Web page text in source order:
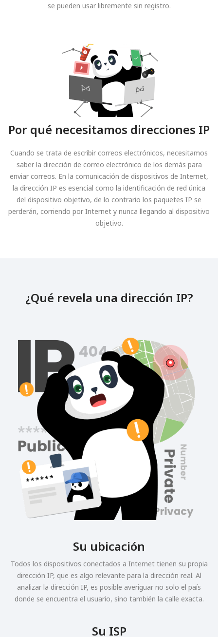
se pueden usar libremente sin registro.
Por qué necesitamos direcciones IP
Cuando se trata de escribir correos electrónicos, necesitamos
saber la dirección de correo electrónico de los demás para
enviar correos. En la comunicación de dispositivos de Internet,
la dirección IP es esencial como la identificación de red única
del dispositivo objetivo, de lo contrario los paquetes IP se
perderán, corriendo por Internet y nunca llegando al dispositivo
objetivo.
¿Qué revela una dirección IP?
Su ubicación
Todos los dispositivos conectados a Internet tienen su propia
dirección IP, que es algo relevante para la dirección real. Al
analizar la dirección IP, es posible averiguar no solo el país
donde se encuentra el usuario, sino también la calle exacta.
Su ISP